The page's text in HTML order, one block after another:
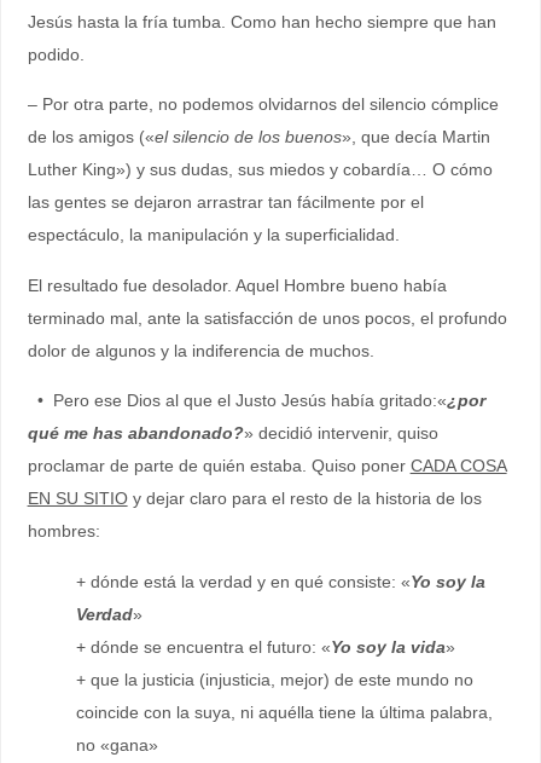
Jesús hasta la fría tumba. Como han hecho siempre que han
podido.
– Por otra parte, no podemos olvidarnos del silencio cómplice
de los amigos («el silencio de los buenos», que decía Martin
Luther King») y sus dudas, sus miedos y cobardía… O cómo
las gentes se dejaron arrastrar tan fácilmente por el
espectáculo, la manipulación y la superficialidad.
El resultado fue desolador. Aquel Hombre bueno había
terminado mal, ante la satisfacción de unos pocos, el profundo
dolor de algunos y la indiferencia de muchos.
• Pero ese Dios al que el Justo Jesús había gritado:«¿por
qué me has abandonado?» decidió intervenir, quiso
proclamar de parte de quién estaba. Quiso poner CADA COSA
EN SU SITIOy dejar claro para el resto de la historia de los
hombres:
+ dónde está la verdad y en qué consiste: «Yo soy la
Verdad»
+ dónde se encuentra el futuro: «Yo soy la vida»
+ que la justicia (injusticia, mejor) de este mundo no
coincide con la suya, ni aquélla tiene la última palabra,
no «gana»